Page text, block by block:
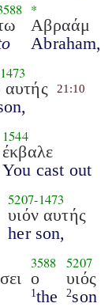
*
Αβραάμ
Abraham,
1473
αυτής
21:10
1544
έκβαλε
You cast out
5207-1473
υιόν αυτής
her son,
3588
ο
1 the
5207
υιός
2son